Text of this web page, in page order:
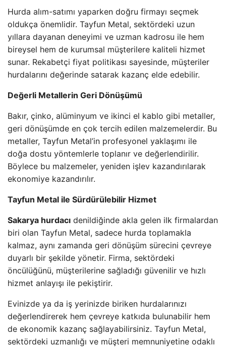
Hurda alım-satımı yaparken doğru firmayı seçmek
oldukça önemlidir. Tayfun Metal, sektördeki uzun
yıllara dayanan deneyimi ve uzman kadrosu ile hem
bireysel hem de kurumsal müşterilere kaliteli hizmet
sunar. Rekabetçi fiyat politikası sayesinde, müşteriler
hurdalarını değerinde satarak kazanç elde edebilir.
Değerli Metallerin Geri Dönüşümü
Bakır, çinko, alüminyum ve ikinci el kablo gibi metaller,
geri dönüşümde en çok tercih edilen malzemelerdir. Bu
metaller, Tayfun Metal’in profesyonel yaklaşımı ile
doğa dostu yöntemlerle toplanır ve değerlendirilir.
Böylece bu malzemeler, yeniden işlev kazandırılarak
ekonomiye kazandırılır.
Tayfun Metal ile Sürdürülebilir Hizmet
Sakarya hurdacı denildiğinde akla gelen ilk firmalardan
biri olan Tayfun Metal, sadece hurda toplamakla
kalmaz, aynı zamanda geri dönüşüm sürecini çevreye
duyarlı bir şekilde yönetir. Firma, sektördeki
öncülüğünü, müşterilerine sağladığı güvenilir ve hızlı
hizmet anlayışı ile pekiştirir.
Evinizde ya da iş yerinizde biriken hurdalarınızı
değerlendirerek hem çevreye katkıda bulunabilir hem
de ekonomik kazanç sağlayabilirsiniz. Tayfun Metal,
sektördeki uzmanlığı ve müşteri memnuniyetine odaklı